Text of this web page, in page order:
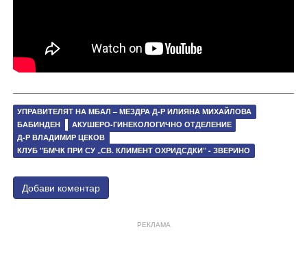
УПРАВИТЕЛЯТ НА МБАЛ – МЕЗДРА Д-Р ИЛИЯНА МИХАЙЛОВА
БАБИНДЕН
АКУШЕРО-ГИНЕКОЛОГИЧНО ОТДЕЛЕНИЕ
Д-Р ВЛАДИМИР ЦЕКОВ
КЛУБ "БМЧК ПРИ СУ „СВ. КЛИМЕНТ ОХРИДСДКИ” - ЗВЕРИНО
Добави коментар
РЕКЛАМА